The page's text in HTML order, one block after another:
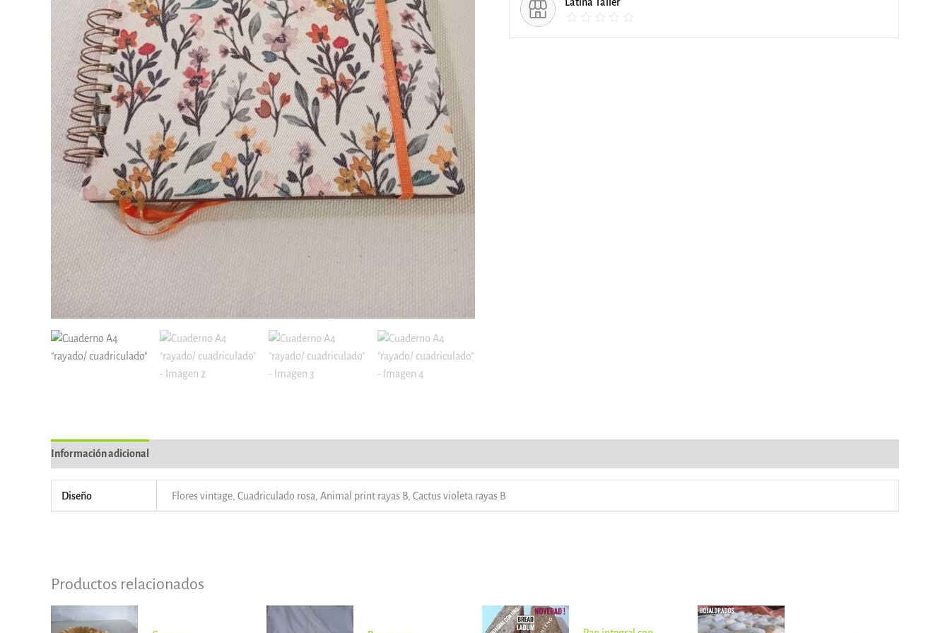
Información adicional
Diseño Flores vintage, Cuadriculado rosa, Animal print rayas B, Cactus violeta rayas B
Productos relacionados